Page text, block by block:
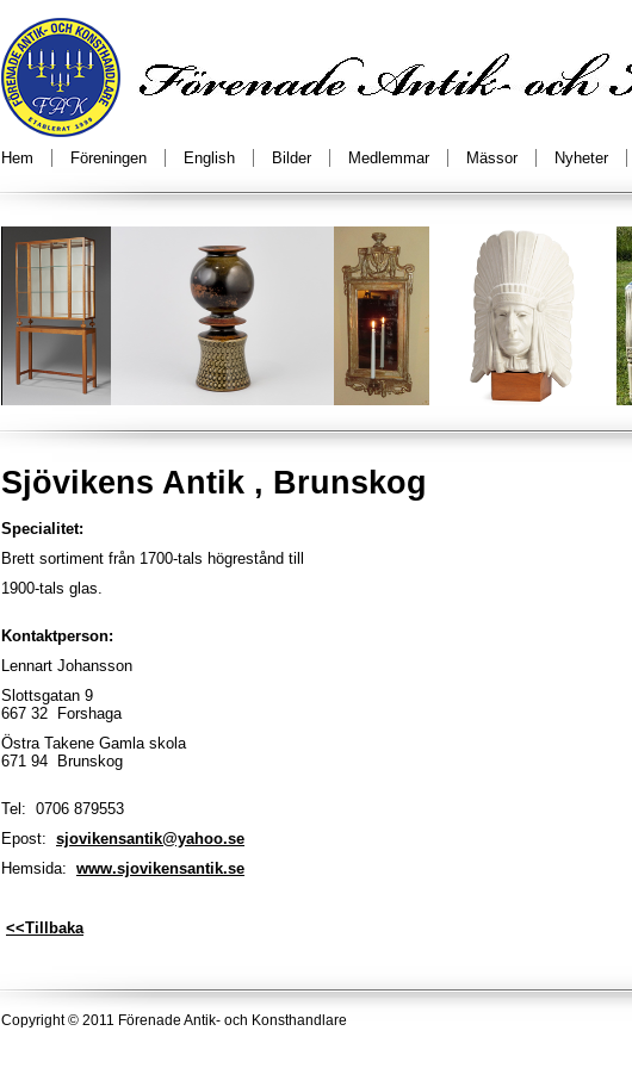
Hem Föreningen English Bilder Medlemmar Mässor Nyheter
Sjövikens Antik , Brunskog
Specialitet:
Brett sortiment från 1700-tals högrestånd till
1900-tals glas.
Kontaktperson:
Lennart Johansson
Slottsgatan 9
667 32 Forshaga
Östra Takene Gamla skola
671 94 Brunskog
Tel: 0706 879553
Epost: sjovikensantik@yahoo.se
Hemsida: www.sjovikensantik.se
<<Tillbaka
Copyright © 2011 Förenade Antik- och Konsthandlare